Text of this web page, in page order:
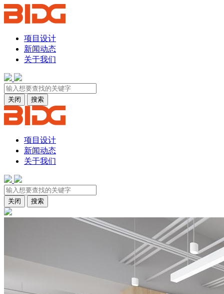
项目设计
新闻动态
关于我们
关闭 搜索
项目设计
新闻动态
关于我们
关闭 搜索